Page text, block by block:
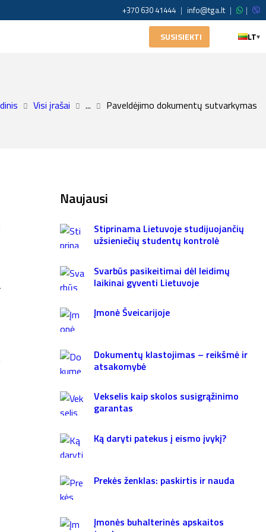
+370 630 41444 | info@tga.lt | |
SUSISIEKTI LT▾
Visi įrašai ... Paveldėjimo dokumentų sutvarkymas
Naujausi
Stiprinama Lietuvoje studijuojančių
užsieniečių studentų kontrolė
Svarbūs pasikeitimai dėl leidimų
laikinai gyventi Lietuvoje
Įmonė Šveicarijoje
Dokumentų klastojimas – reikšmė ir
atsakomybė
Vekselis kaip skolos susigrąžinimo
garantas
Ką daryti patekus į eismo įvykį?
Prekės ženklas: paskirtis ir nauda
Įmonės buhalterinės apskaitos